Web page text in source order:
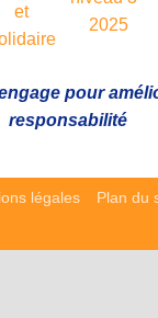
pour
responsabilité
légales Plan du